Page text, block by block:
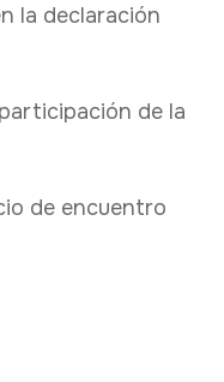
la declaración
de la
de encuentro